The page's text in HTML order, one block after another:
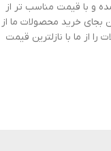
و با قیمت مناسب تر از
بجای خرید محصولات ما از
از ما با نازلترین قیمت